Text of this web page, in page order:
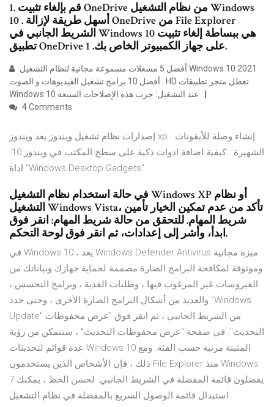
1. قم بإلغاء تثبيت OneDrive من نظام التشغيل Windows
10 . أسهل طريقة لإزالة OneDrive من File Explorer
الشريط الجانبي في Windows 10 هي ببساطة إلغاء تثبيت
تطبيق OneDrive على جهاز الكمبيوتر الخاص بك. 1.
أفضل 10 برامج تشغيل الفيديوهات و الصوت ..HD تعطل متجر تطبيقات
Windows 10 عند التشغيل: جرب هذه الإصلاحات السبعة
4 Comments
إصدارات نظام تشغيل ويندوز بعد ويندوز xp . إنشاء وصلة للأيقونات
الشهيرة . كيفية اضافة ادوات ذكية على سطح المكتب في ويندوز 10.
اداة “Windows Desktop Gadgets”
في حالة استخدام نظام التشغيل Windows XP أو نظام
التشغيل Windows Vista، تأكد من عدم تمكين الخيار تأمين
شريط المهام. للتحقق من حالة شريط المهام: انقر فوق
ابدأ، وأشر إلى إعدادات، ثم انقر فوق لوحة التحكم.
في Windows 10 ، يعد Windows Defender Antivirus ميزة مجانية
وموثوقة لمكافحة البرامج الضارة مصممة لحماية جهازك وبياناتك من
الفيروسات غير المرغوب فيها ، وطلبات الفدية ، وبرامج التجسس ،
والعديد من أشكال البرامج الضارة الأخرى ، وحتى حدد "Windows
Update" من الشريط الجانبي ، ثم انقر فوق "عرض محفوظات
التحديث". في صفحة "عرض محفوظات التحديث" ، ستتمكن من رؤية
عدة قوائم لتحديثات Windows 10 المثبتة مرتبة حسب الفئة. ومع
ذلك ، فإن الأشخاص الذين يستخدمون File Explorer منذ Windows
7 يفضلون قائمة المفضلة في الشريط الجانبي. لحسن الحظ ، يمكنك
استبدال قائمة الوصول السريع بالمفضلة في نظام التشغيل